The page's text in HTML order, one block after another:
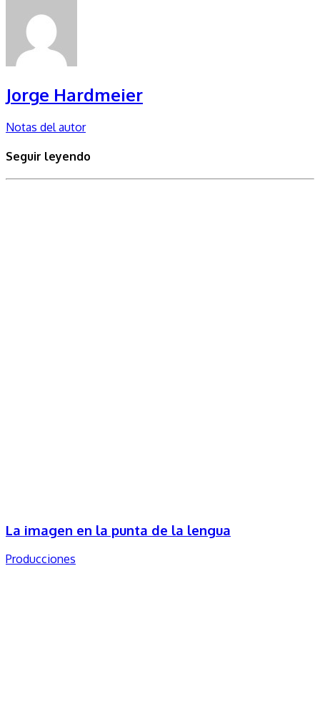
Jorge Hardmeier
Notas del autor
Seguir leyendo
La imagen en la punta de la lengua
Producciones